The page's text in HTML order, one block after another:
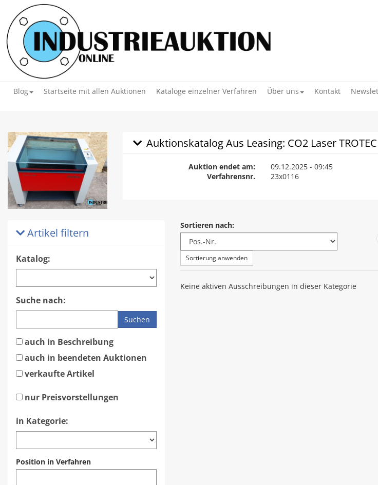
Blog Startseite mit allen Auktionen Kataloge einzelner Verfahren Über uns Kontakt
Auktionskatalog Aus Leasing: CO2 Laser
Auktion endet am:
09.12.2025 - 09:45
Verfahrensnr.
23x0116
Artikel filtern
Katalog:
Suche nach:
Suchen
auch in Beschreibung
auch in beendeten Auktionen
verkaufte Artikel
nur Preisvorstellungen
in Kategorie:
Position in Verfahren
Sortieren nach:
Sortierung anwenden
Keine aktiven Ausschreibungen in dieser Kategorie